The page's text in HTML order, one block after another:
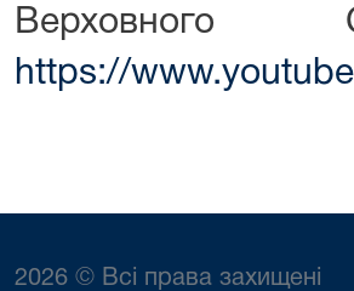
https://
2026 © Всі права захищені